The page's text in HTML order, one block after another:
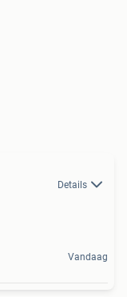
Details
Vandaag